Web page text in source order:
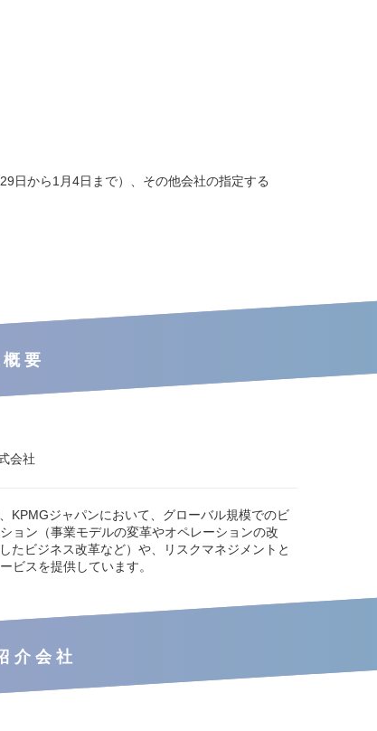
日から1月4日まで）、その他会社の指定する
要
会社
KPMGジャパンにおいて、グローバル規模でのビ
ョン（事業モデルの変革やオペレーションの改
たビジネス改革など）や、リスクマネジメントと
ビスを提供しています。
介会社